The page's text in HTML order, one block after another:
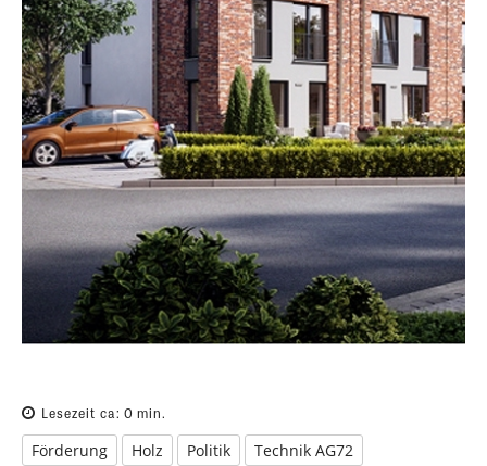
Lesezeit ca: 0 min.
Förderung Holz Politik Technik AG72